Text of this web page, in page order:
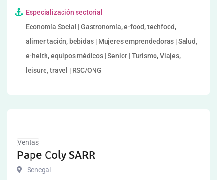
Especialización sectorial
Economía Social | Gastronomía, e-food, techfood,
alimentación, bebidas | Mujeres emprendedoras | Salud,
e-helth, equipos médicos | Senior | Turismo, Viajes,
leisure, travel | RSC/ONG
Ventas
Pape Coly SARR
Senegal